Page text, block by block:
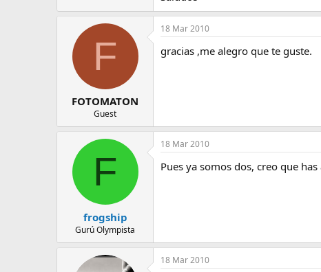
F
FOTOMATON
Guest
18 Mar 2010
gracias ,me alegro que te guste.
F
frogship
Gurú Olympista
18 Mar 2010
Pues ya somos dos, creo que
18 Mar 2010